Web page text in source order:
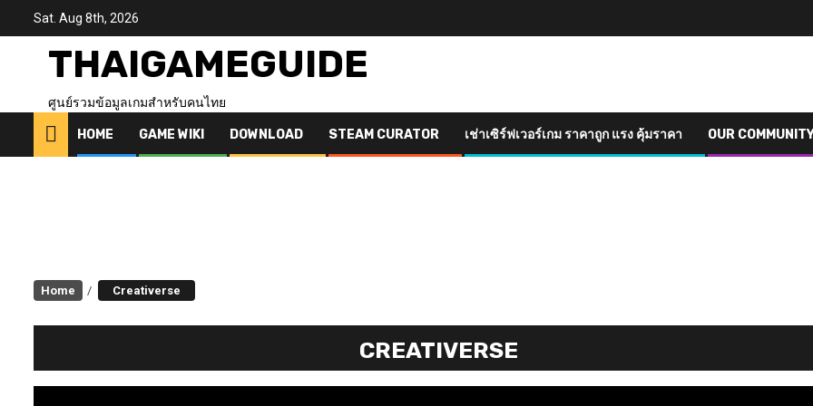
Sat. Aug 8th, 2026
THAIGAMEGUIDE
ศูนย์รวมข้อมูลเกมสำหรับคนไทย
HOME GAME WIKI DOWNLOAD STEAM CURATOR เช่าเซิร์ฟเวอร์เกม ราคาถูก แรง คุ้มราคา OUR
Home Creativerse
CREATIVERSE